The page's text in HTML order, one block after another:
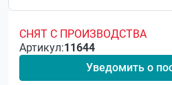
СНЯТ С ПРОИЗВОДСТВА
Артикул:11644
Уведомить о